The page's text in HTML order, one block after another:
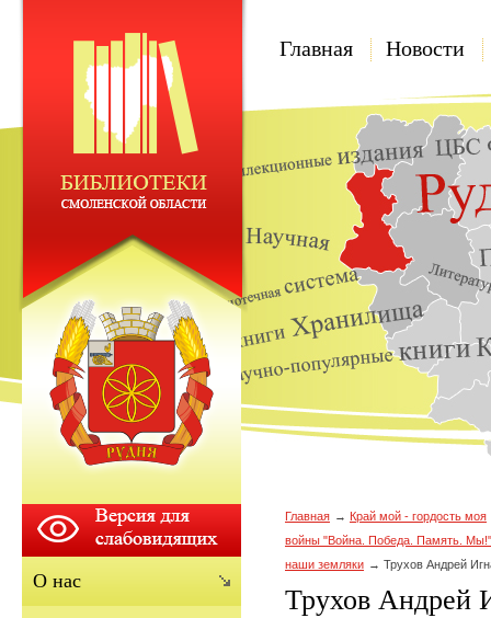
Главная Новости
Главная
Край мой - гордость моя
войны "Война. Победа. Память. Мы!"
наши земляки
Трухов Андрей
Трухов Андрей
О нас